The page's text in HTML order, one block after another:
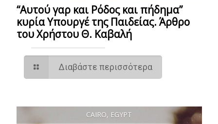
“Αυτού γαρ και Ρόδος και πήδημα”
κυρία Υπουργέ της Παιδείας. Άρθρο
του Χρήστου Θ. Καβαλή
Διαβάστε περισσότερα
CAIRO, EGYPT